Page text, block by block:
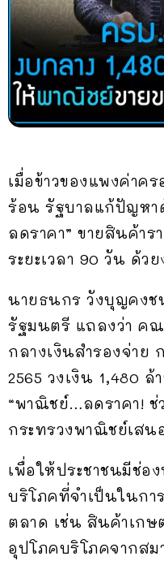
เมื่อข้าวของแพงค่าค
ร้อน รัฐบาลแก้ปัญหา
ลดราคา” ขายสินค้า
ระยะเวลา 90 วัน ด้ว
นายธนกร วังบุญคงช
รัฐมนตรี แถลงว่า ค
กลางเงินสำรองจ่าย
2565 วงเงิน 1,480
“พาณิชย์…ลดราคา! ช่
กระทรวงพาณิชย์เสน
เพื่อให้ประชาชนมีช่อ
บริโภคที่จำเป็นในกา
ตลาด เช่น สินค้าเกษ
อุปโภคบริโภคจากส